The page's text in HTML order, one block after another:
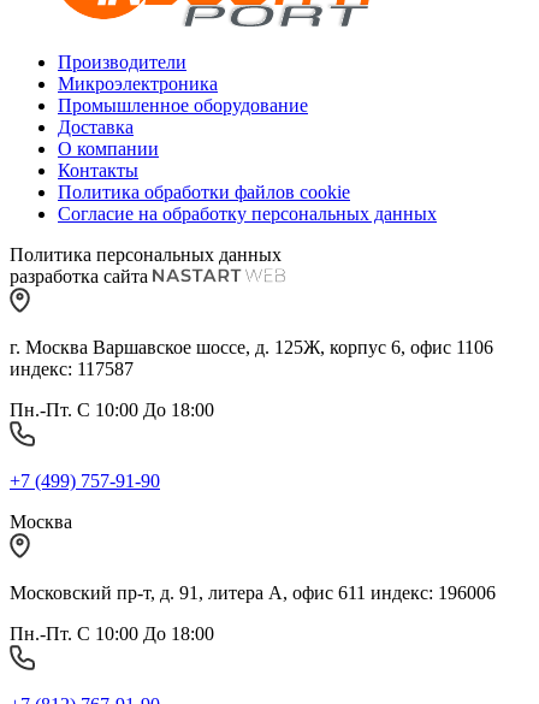
Производители
Микроэлектроника
Промышленное оборудование
Доставка
О компании
Контакты
Политика обработки файлов cookie
Согласие на обработку персональных данных
Политика персональных данных
разработка сайта
г. Москва Варшавское шоссе, д. 125Ж, корпус 6, офис 1106
индекс: 117587
Пн.-Пт. С 10:00 До 18:00
+7 (499) 757-91-90
Москва
Московский пр-т, д. 91, литера А, офис 611 индекс: 196006
Пн.-Пт. С 10:00 До 18:00